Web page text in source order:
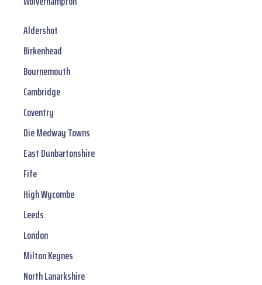
Aldershot
Birkenhead
Bournemouth
Cambridge
Coventry
Die Medway Towns
East Dunbartonshire
Fife
High Wycombe
Leeds
London
Milton Keynes
North Lanarkshire